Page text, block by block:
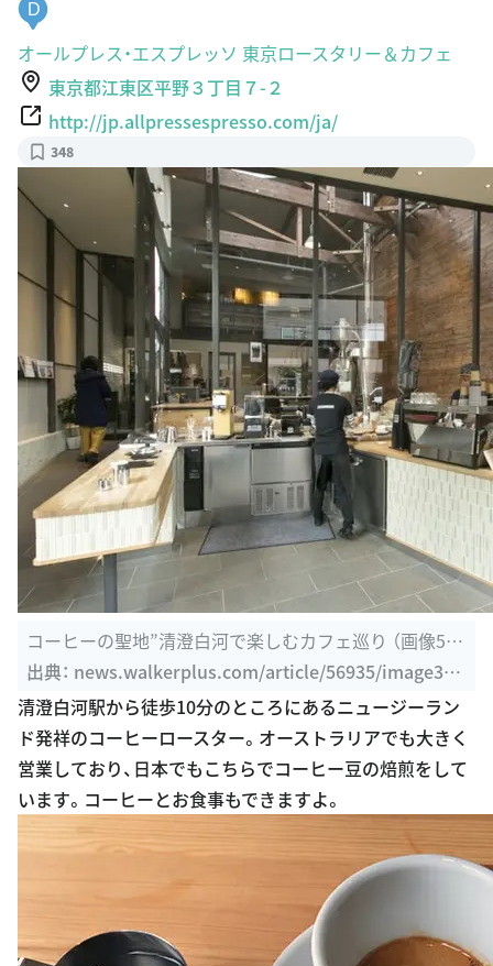
オールプレス・エスプレッソ 東京ロースタリー＆カフェ
東京都江東区平野３丁目７-２
http://jp.allpressespresso.com/ja/
348
コーヒーの聖地”清澄白河で楽しむカフェ巡り （画像5/1
3） | ニュース ...
出典：news.walkerplus.com/article/56935/image314
150.html
清澄白河駅から徒歩10分のところにあるニュージーラン
ド発祥のコーヒーロースター。オーストラリアでも大きく
営業しており、日本でもこちらでコーヒー豆の焙煎をして
います。コーヒーとお食事もできますよ。